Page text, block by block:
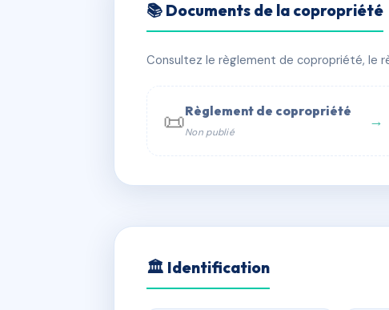
LE JARDIN DES
📍 13 r gambetta 69700 Givors
📞 Contacter Syndic Digital 💬
📚 Documents de la copropriété
Consultez le règlement de copropriété, le
📜Règlement de copropriété
Non publié
→
🏛 Identification